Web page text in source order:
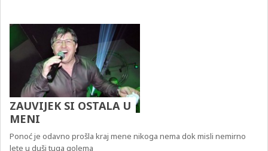
ZAUVIJEK SI OSTALA U
MENI
Ponoć je odavno prošla kraj mene nikoga nema dok misli nemirno
lete u duši tuga golema